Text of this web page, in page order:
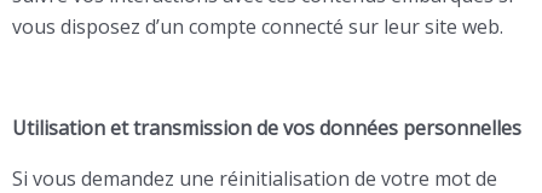
vous disposez d’un compte connecté sur leur site web.
Utilisation et transmission de vos données personnelles
Si vous demandez une réinitialisation de votre mot de